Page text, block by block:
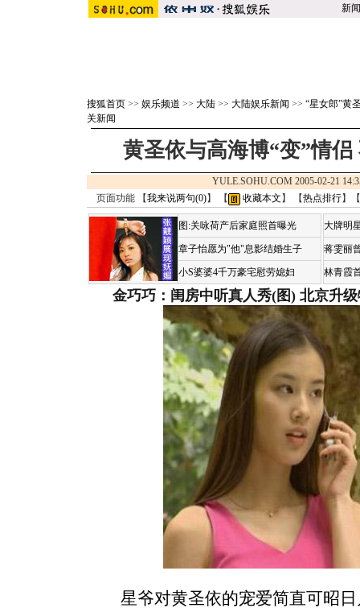
新闻
搜狐首页 >> 娱乐频道 >> 大陆 >> 大陆娱乐新闻 >> “星女郎”黄
关新闻
黄圣依与高海博“变”情
YULE.SOHU.COM 2005-02-21
页面功能 【我来说两句(0)】 【 收藏本文 】 【热点排行】【
图:关咏荷产后家庭照首曝光
章子怡愿为"他"息影结婚生子
小S婆婆4千万豪宅慰劳媳妇
大牌明
蒋雯丽
林青霞
金巧巧：闺房中听真人秀(图) 北京升
星爷对黄圣依的宠爱简直可昭日